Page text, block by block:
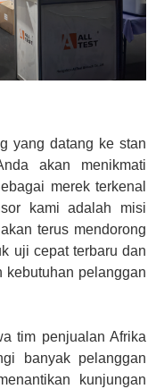
yang datang ke stan
akan menikmati
merek terkenal
kami adalah misi
terus mendorong
uji cepat terbaru dan
kebutuhan pelanggan
tim penjualan Afrika
banyak pelanggan
kunjungan